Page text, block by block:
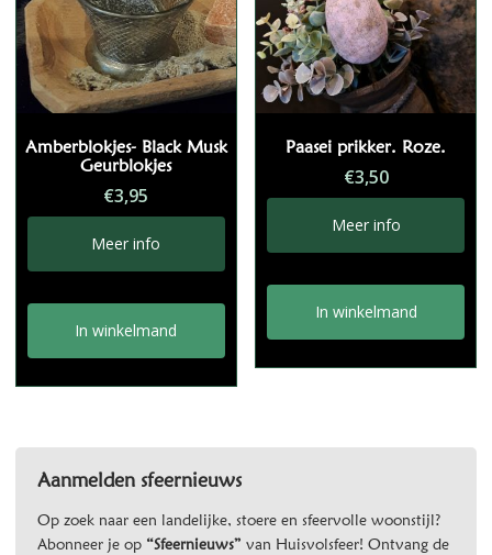
Amberblokjes- Black Musk
Geurblokjes
€3,95
Meer info
In winkelmand
Paasei prikker. Roze.
€3,50
Meer info
In winkelmand
Aanmelden sfeernieuws
Op zoek naar een landelijke, stoere en sfeervolle woonstijl?
Abonneer je op “Sfeernieuws” van Huisvolsfeer! Ontvang de